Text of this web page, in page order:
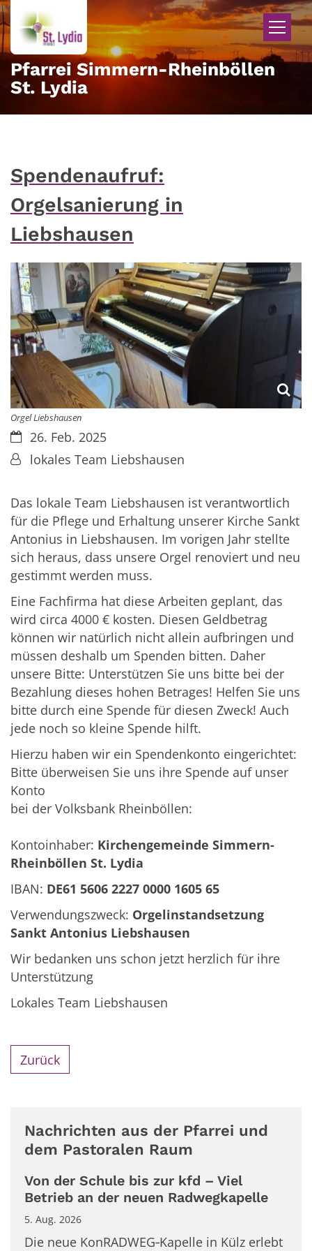
Zum Inhalt springen
Pfarrei Simmern-Rheinböllen
St. Lydia
Spendenaufruf:
Orgelsanierung in
Liebshausen
Orgel Liebshausen
Datum:26. Feb. 2025
Von:lokales Team Liebshausen
Das lokale Team Liebshausen ist verantwortlich
für die Pflege und Erhaltung unserer Kirche Sankt
Antonius in Liebshausen. Im vorigen Jahr stellte
sich heraus, dass unsere Orgel renoviert und neu
gestimmt werden muss.
Eine Fachfirma hat diese Arbeiten geplant, das
wird circa 4000 € kosten. Diesen Geldbetrag
können wir natürlich nicht allein aufbringen und
müssen deshalb um Spenden bitten. Daher
unsere Bitte: Unterstützen Sie uns bitte bei der
Bezahlung dieses hohen Betrages! Helfen Sie uns
bitte durch eine Spende für diesen Zweck! Auch
jede noch so kleine Spende hilft.
Hierzu haben wir ein Spendenkonto eingerichtet:
Bitte überweisen Sie uns ihre Spende auf unser
Konto
bei der Volksbank Rheinböllen:
Kontoinhaber: Kirchengemeinde Simmern-
Rheinböllen St. Lydia
IBAN: DE61 5606 2227 0000 1605 65
Verwendungszweck: Orgelinstandsetzung
Sankt Antonius Liebshausen
Wir bedanken uns schon jetzt herzlich für ihre
Unterstützung
Lokales Team Liebshausen
Zurück
Nachrichten aus der Pfarrei und
dem Pastoralen Raum
Von der Schule bis zur kfd – Viel
Betrieb an der neuen Radwegkapelle
5. Aug. 2026
Die neue KonRADWEG‑Kapelle in Külz erlebt